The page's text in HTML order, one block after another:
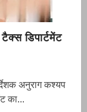
डिपार्टमेंट
अनुराग कश्यप
का...